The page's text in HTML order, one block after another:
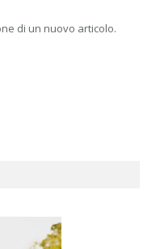
di un nuovo articolo.